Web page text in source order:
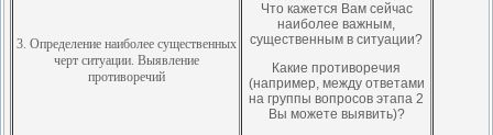
3. Определение наиболее существенных
черт ситуации. Выявление
противоречий
Что кажется Вам сейчас
наиболее важным,
существенным в ситуации?
Какие противоречия
(например, между ответами
на группы вопросов этапа 2
Вы можете выявить)?